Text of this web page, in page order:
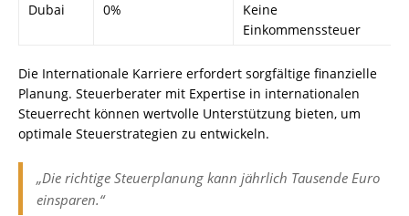
Dubai
0%
Keine
Einkommenssteuer
Die Internationale Karriere erfordert sorgfältige finanzielle
Planung. Steuerberater mit Expertise in internationalen
Steuerrecht können wertvolle Unterstützung bieten, um
optimale Steuerstrategien zu entwickeln.
„Die richtige Steuerplanung kann jährlich Tausende Euro
einsparen.“